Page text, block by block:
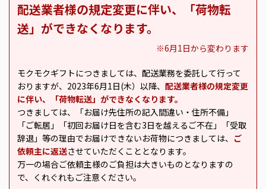
配送業者様の規定変更に伴い、「荷物転
送」ができなくなります。
※6月1日から変わります
モクモクギフトにつきましては、配送業務を委託して行って
おりますが、2023年6月1日(木）以降、 配送業者様の規定変更
に伴い、「荷物転送」ができなくなります。
つきましては、「お届け先住所の記入間違い・住所不備」
「ご転居」「初回お届け日を含む3日を越えるご不在」「受取
辞退」等の理由でお届けできないお荷物につきましては、 ご
依頼主に返送させていただくこととなります。
万一の場合ご依頼主様のご負担は大きいものとなりますの
で、くれぐれもご注意ください。